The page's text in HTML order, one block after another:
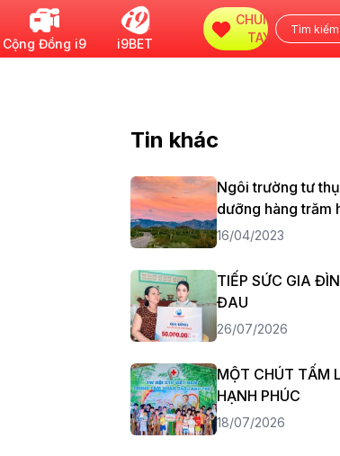
Cộng Đồng i9 i9BET
CHUNG
TAY
Tin khác
Ngôi trường tư
dưỡng hàng trăm
16/04/2023
TIẾP SỨC GIA
ĐAU
26/07/2026
MỘT CHÚT TẤM
HẠNH PHÚC
18/07/2026